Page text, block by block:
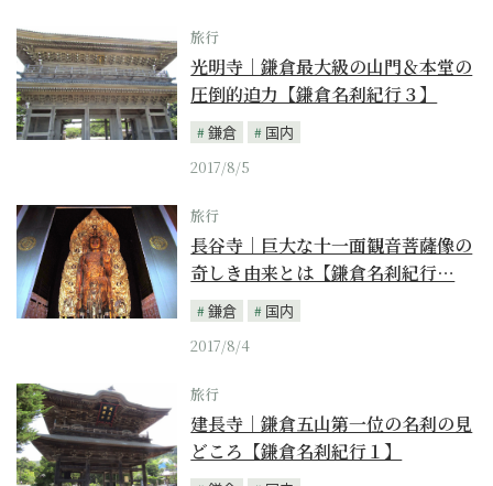
旅行
光明寺｜鎌倉最大級の山門＆本堂の
圧倒的迫力【鎌倉名刹紀行３】
鎌倉
国内
2017/8/5
旅行
長谷寺｜巨大な十一面観音菩薩像の
奇しき由来とは【鎌倉名刹紀行…
鎌倉
国内
2017/8/4
旅行
建長寺｜鎌倉五山第一位の名刹の見
どころ【鎌倉名刹紀行１】